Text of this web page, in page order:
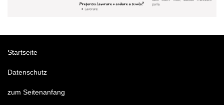
Startseite
Datenschutz
zum Seitenanfang